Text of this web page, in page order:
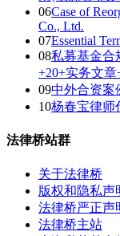
06Case of
Co., Ltd.
07Essential
08私募基金合
+20+实务文
09中外合资案
10杨春宝律师
法律桥站群
关于法律桥
版权和隐私声
法律桥严正声
法律桥主站